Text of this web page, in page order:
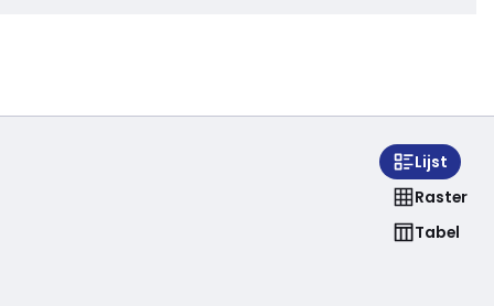
Lijst
Raster
Tabel